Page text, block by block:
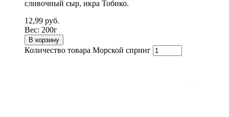
сливочный сыр, икра Тобико.
12,99 руб.
Вес: 200г
В корзину
Количество товара Морской спринг